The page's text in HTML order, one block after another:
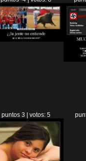
puntos 3 | votos: 5